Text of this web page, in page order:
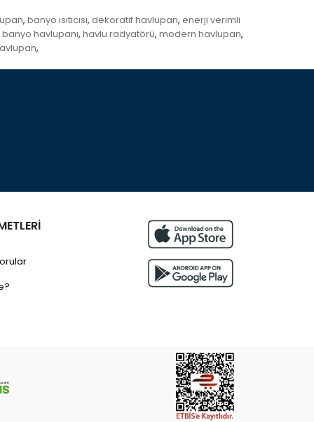
, banyo ısıtıcısı, dekoratif havlupan, enerji verimli
banyo havlupanı, havlu radyatörü, modern havlupan,
,